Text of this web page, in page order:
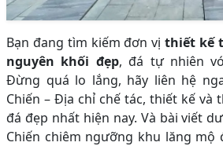
Bạn đang tìm kiếm đơn vị thiết kế
nguyên khối đẹp, đá tự nhiên
Đừng quá lo lắng, hãy liên hệ
Chiến – Địa chỉ chế tác, thiết kế và
đá đẹp nhất hiện nay. Và bài viết
Chiến chiêm ngưỡng khu lăng